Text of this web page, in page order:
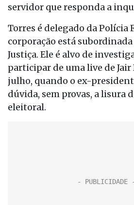
servidor que responda a
Torres é delegado da Polícia
corporação está
Justiça. Ele é alvo de
participar de uma live de Jair
julho, quando o ex-
dúvida, sem provas, a lisura
eleitoral.